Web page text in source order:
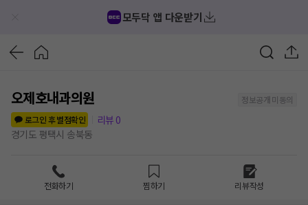
모두닥 앱 다운받기
오제호내과의원
정보공개 미동의
로그인 후 별점확인
리뷰 0
경기도 평택시 송북동
전화하기 찜하기 리뷰작성